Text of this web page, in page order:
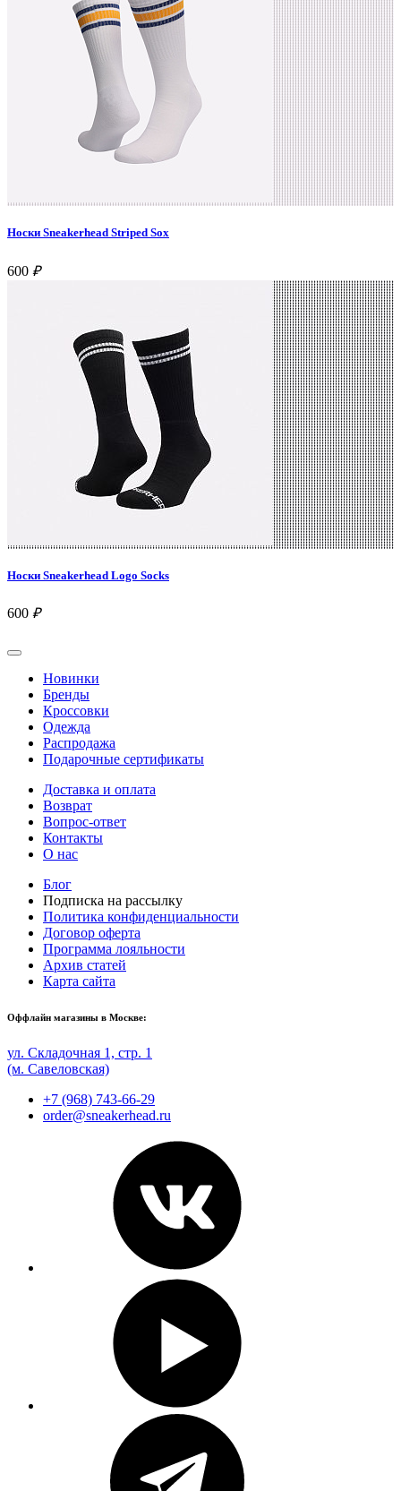
Носки Sneakerhead Striped Sox
600 ₽
Носки Sneakerhead Logo Socks
600 ₽
Новинки
Бренды
Кроссовки
Одежда
Распродажа
Подарочные сертификаты
Доставка и оплата
Возврат
Вопрос-ответ
Контакты
О нас
Блог
Подписка на рассылку
Политика конфиденциальности
Договор оферта
Программа лояльности
Архив статей
Карта сайта
Оффлайн магазины в Москве:
ул. Складочная 1, стр. 1
(м. Савеловская)
+7 (968) 743-66-29
order@sneakerhead.ru